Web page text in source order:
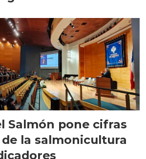
Salmón pone cifras
la salmonicultura